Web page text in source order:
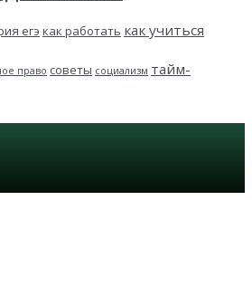
егэ как работать как учиться
право советы социализм тайм-